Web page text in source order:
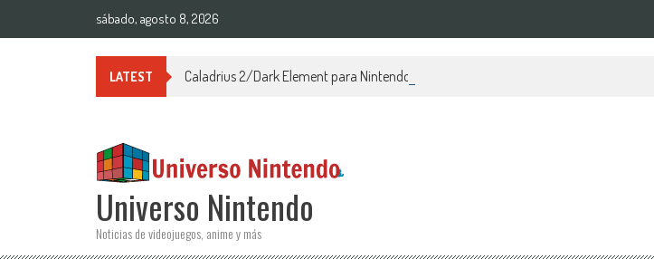
sábado, agosto 8, 2026
LATEST Caladrius 2/Dark Element para Nintendo Switch anunciado
Universo Nintendo
Noticias de videojuegos, anime y más